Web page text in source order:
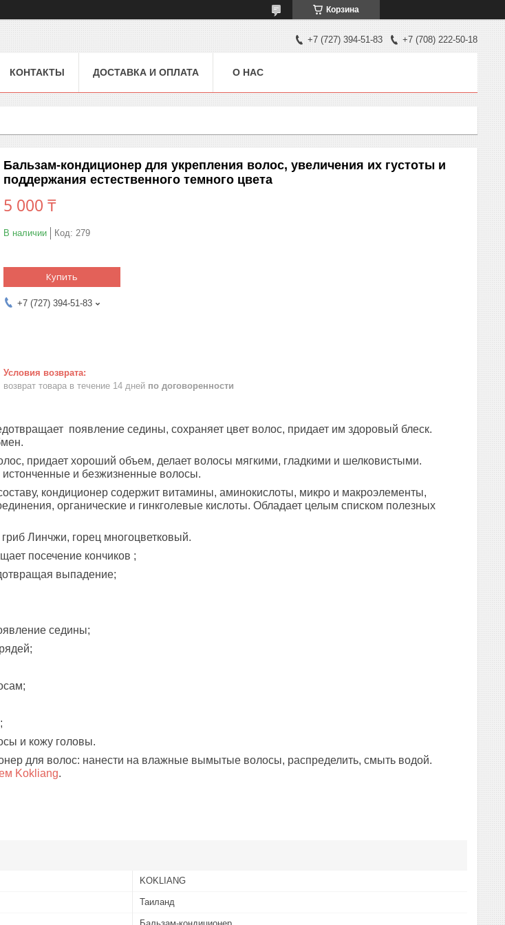
Корзина
+7 (727) 394-51-83 +7 (708) 222-50-18
КОНТАКТЫ ДОСТАВКА И ОПЛАТА О НАС
Бальзам-кондиционер для укрепления волос, увеличения их густоты и
поддержания естественного темного цвета
5 000 ₸
В наличии Код: 279
Купить
+7 (727) 394-51-83
возврат товара в течение 14 дней по договоренности
появление седины, сохраняет цвет волос, придает им здоровый блеск.
придает хороший объем, делает волосы мягкими, гладкими и шелковистыми.
истонченные и безжизненные волосы.
кондиционер содержит витамины, аминокислоты, микро и макроэлементы,
органические и гинкголевые кислоты. Обладает целым списком полезных
Линчжи, горец многоцветковый.
посечение кончиков ;
выпадение;
седины;
и кожу головы.
для волос: нанести на влажные вымытые волосы, распределить, смыть водой.
Kokliang.
KOKLIANG
Таиланд